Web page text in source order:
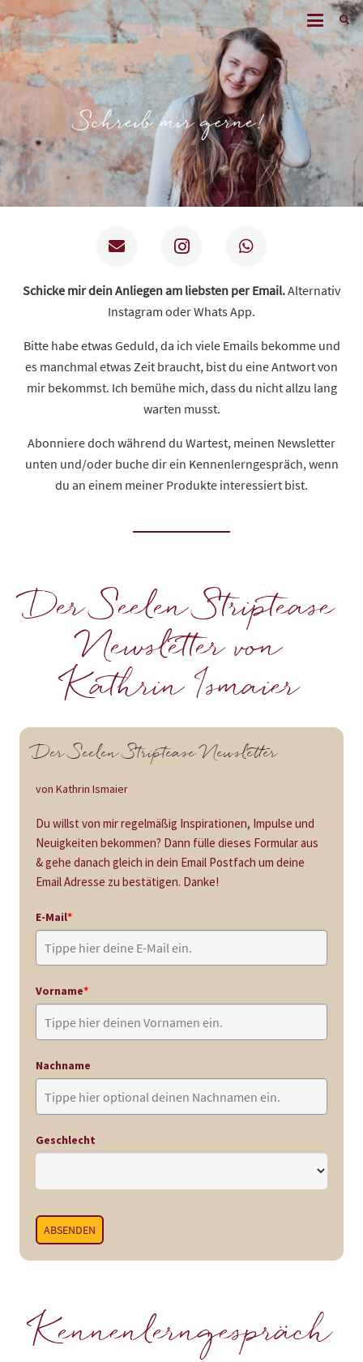
Schicke mir dein Anliegen am liebsten per Email.Alternativ
Instagram oder Whats App.
Bitte habe etwas Geduld, da ich viele Emails bekomme und
es manchmal etwas Zeit braucht, bist du eine Antwort von
mir bekommst. Ich bemühe mich, dass du nicht allzu lang
warten musst.
Abonniere doch während du Wartest, meinen Newsletter
unten und/oder buche dir ein Kennenlerngespräch, wenn
du an einem meiner Produkte interessiert bist.
Der Seelen Striptease
Newsletter von
Kathrin Ismaier
Der Seelen Striptease Newsletter
von Kathrin Ismaier
Du willst von mir regelmäßig Inspirationen, Impulse und
Neuigkeiten bekommen? Dann fülle dieses Formular aus
& gehe danach gleich in dein Email Postfach um deine
Email Adresse zu bestätigen. Danke!
E-Mail*
Vorname*
Nachname
Geschlecht
ABSENDEN
Kennenlerngespräch